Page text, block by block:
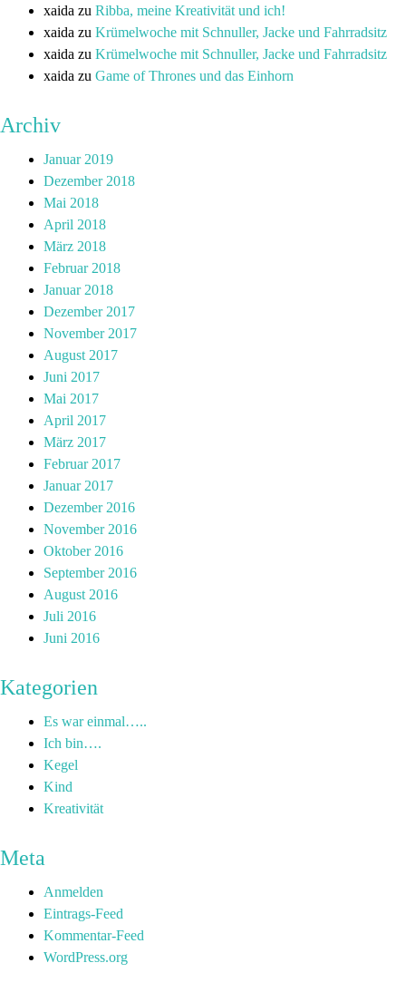
xaida zu Ribba, meine Kreativität und ich!
xaida zu Krümelwoche mit Schnuller, Jacke und Fahrradsitz
xaida zu Krümelwoche mit Schnuller, Jacke und Fahrradsitz
xaida zu Game of Thrones und das Einhorn
Archiv
Januar 2019
Dezember 2018
Mai 2018
April 2018
März 2018
Februar 2018
Januar 2018
Dezember 2017
November 2017
August 2017
Juni 2017
Mai 2017
April 2017
März 2017
Februar 2017
Januar 2017
Dezember 2016
November 2016
Oktober 2016
September 2016
August 2016
Juli 2016
Juni 2016
Kategorien
Es war einmal…..
Ich bin….
Kegel
Kind
Kreativität
Meta
Anmelden
Eintrags-Feed
Kommentar-Feed
WordPress.org